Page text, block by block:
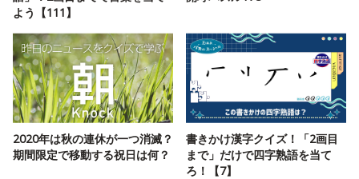
よう【111】
2020年は秋の連休が一つ消滅？
期間限定で移動する祝日は何？
書きかけ漢字クイズ！「2画目
まで」だけで四字熟語を当て
ろ！【7】